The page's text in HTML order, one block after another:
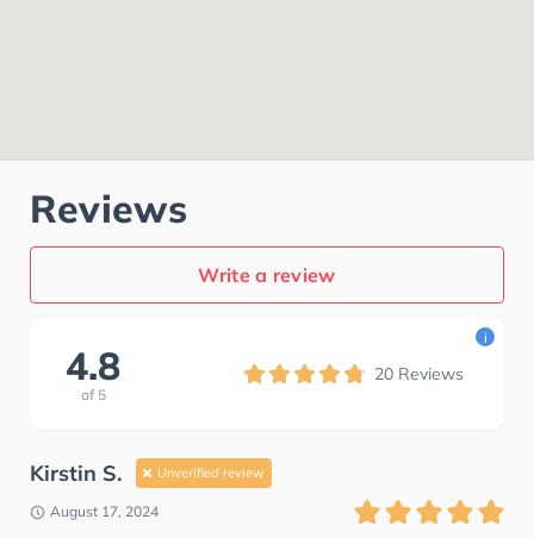
Reviews
Write a review
4.8
of 5
20 Reviews
i
Kirstin S. Unverified review
August 17, 2024